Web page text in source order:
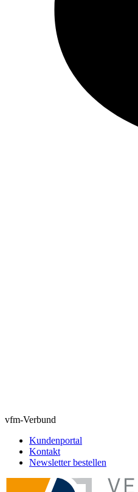
vfm-Verbund
Kundenportal
Kontakt
Newsletter bestellen